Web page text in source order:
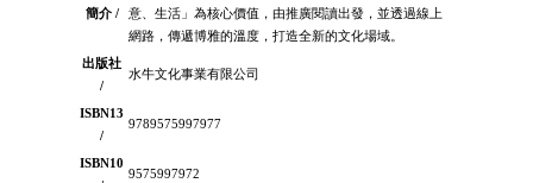
簡介 /
意、生活」為核心價值，由推廣閱讀出發，並透過線上
網路，傳遞博雅的溫度，打造全新的文化場域。
出版社
/
水牛文化事業有限公司
ISBN13
/
9789575997977
ISBN10
9575997972